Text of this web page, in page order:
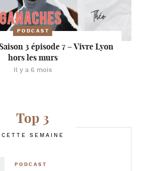
PODCAST
3 épisode 7 – Vivre Lyon
hors les murs
Il y a 6 mois
Top 3
CETTE SEMAINE
PODCAST